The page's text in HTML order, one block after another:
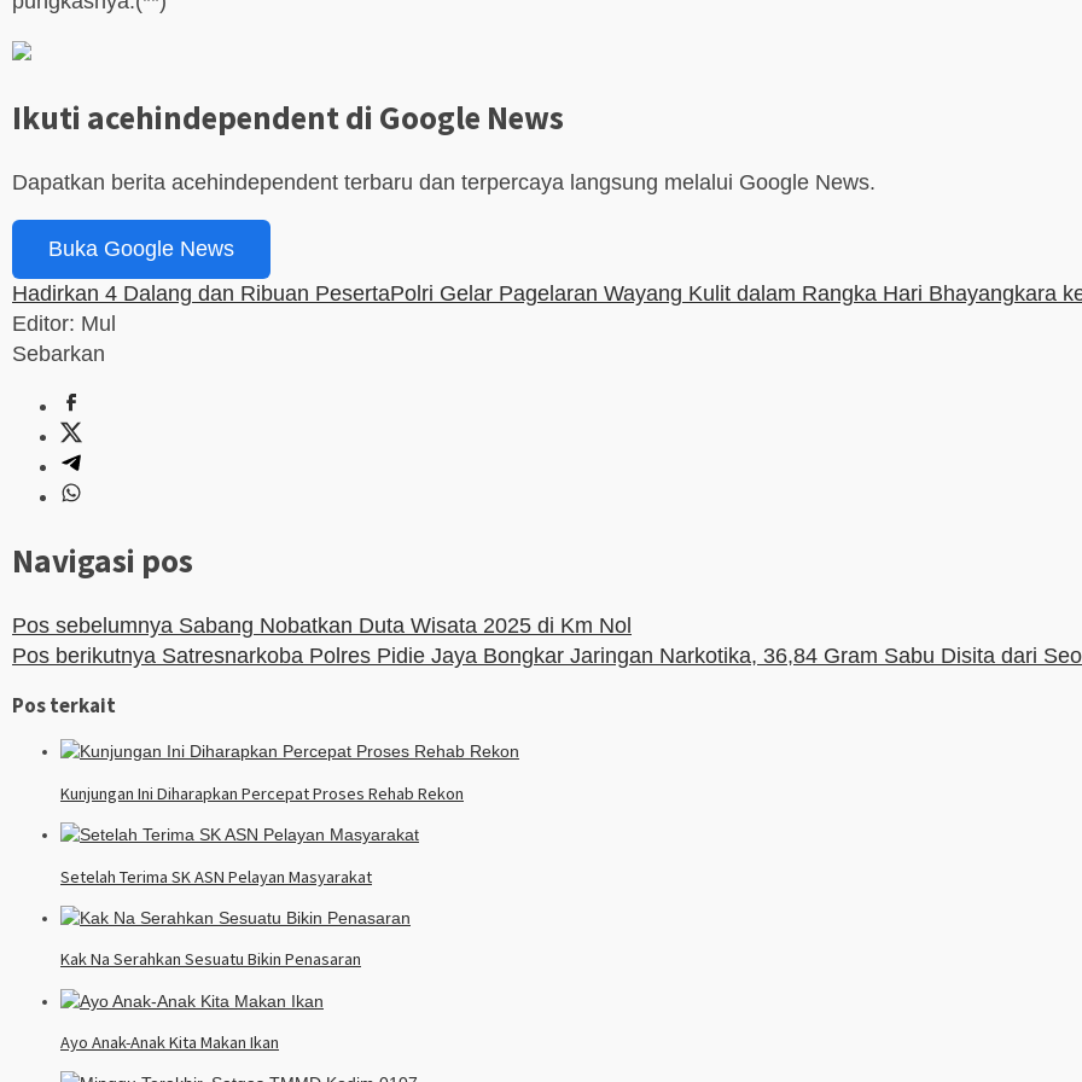
Ikuti acehindependent di Google News
Dapatkan berita acehindependent terbaru dan terpercaya langsung melalui Google News.
Buka Google News
Hadirkan 4 Dalang dan Ribuan PesertaPolri Gelar Pagelaran Wayang Kulit dalam Rangka Hari Bhayangkara
Editor: Mul
Sebarkan
Navigasi pos
Pos sebelumnya Sabang Nobatkan Duta Wisata 2025 di Km Nol
Pos berikutnya Satresnarkoba Polres Pidie Jaya Bongkar Jaringan Narkotika, 36,84 Gram Sabu Disita dari
Pos terkait
Kunjungan Ini Diharapkan Percepat Proses Rehab Rekon
Setelah Terima SK ASN Pelayan Masyarakat
Kak Na Serahkan Sesuatu Bikin Penasaran
Ayo Anak-Anak Kita Makan Ikan